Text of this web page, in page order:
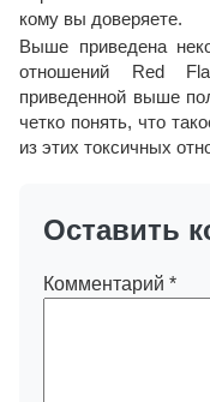
кому вы доверяете.
Выше приведена
отношений Red
приведенной выше
четко понять, что
из этих токсичных
Оставить
Комментарий *